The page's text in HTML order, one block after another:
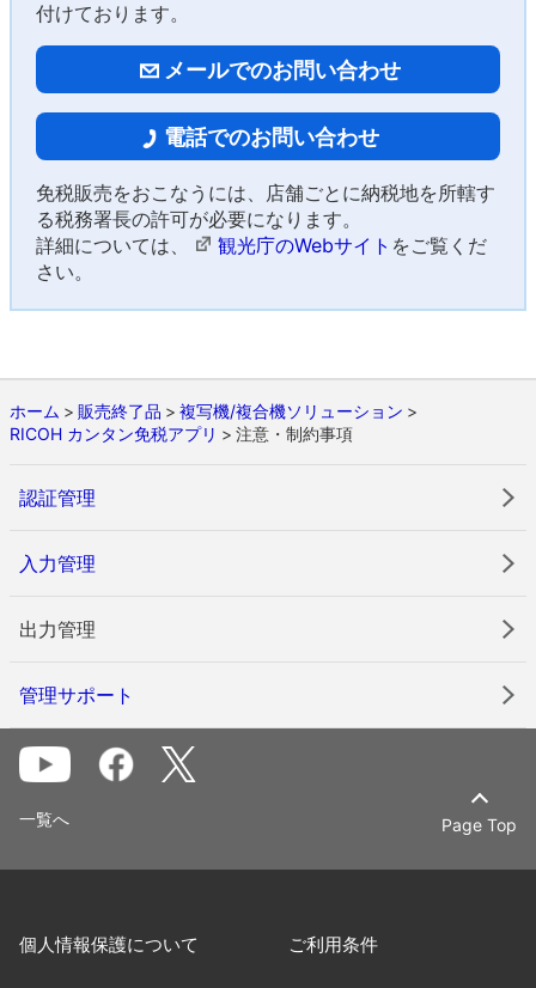
付けております。
メールでのお問い合わせ
電話でのお問い合わせ
免税販売をおこなうには、店舗ごとに納税地を所轄す
る税務署長の許可が必要になります。
詳細については、
観光庁のWebサイト をご覧くだ
さい。
ホーム 販売終了品
複写機/複合機ソリューション
RICOH カンタン免税アプリ
注意・制約事項
認証管理
入力管理
出力管理
管理サポート
Page Top
一覧へ
個人情報保護について ご利用条件